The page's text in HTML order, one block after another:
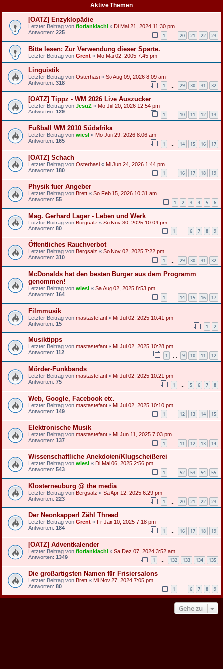
Aktive Themen
[OATZ] Enzyklopädie
Letzter Beitrag von florianklachl « Di Mai 21, 2024 11:30 pm
Antworten: 225 1 … 20 21 22 23
Bitte lesen: Zur Verwendung dieser Sparte.
Letzter Beitrag von Grent « Mo Mai 02, 2005 7:45 pm
Linguistik
Letzter Beitrag von Osterhasi « So Aug 09, 2026 8:09 am
Antworten: 318 1 29 30 31 32
[OATZ] Tippz - WM 2026 Live Auszucker
Letzter Beitrag von JesuZ « Mo Jul 20, 2026 12:54 pm
Antworten: 129 1 … 10 11 12 13
Fußball WM 2010 Südafrika
Letzter Beitrag von wiesl « Mo Jun 29, 2026 8:06 am
Antworten: 165 1 … 14 15 16 17
[OATZ] Schach
Letzter Beitrag von Osterhasi « Mi Jun 24, 2026 1:44 pm
Antworten: 180 1 16 17 18 19
Physik fuer Angeber
Letzter Beitrag von Brett « So Feb 15, 2026 10:31 am
Antworten: 55 1 2 3 4 5 6
Mag. Gerhard Lager - Leben und Werk
Letzter Beitrag von Bergsalz « So Nov 30, 2025 10:04 pm
Antworten: 80 1 6 7 8 9
Öffentliches Rauchverbot
Letzter Beitrag von Bergsalz « So Nov 02, 2025 7:22 pm
Antworten: 310 1 29 30 31 32
McDonalds hat den besten Burger aus dem Programm
genommen!
Letzter Beitrag von wiesl « Sa Aug 02, 2025 8:53 pm
Antworten: 164 1 … 14 15 16 17
Filmmusik
Letzter Beitrag von mastastefant « Mi Jul 02, 2025 10:41 pm
Antworten: 15 1 2
Musiktipps
Letzter Beitrag von mastastefant « Mi Jul 02, 2025 10:28 pm
Antworten: 112 1 9 10 11 12
Mörder-Funkbands
Letzter Beitrag von mastastefant « Mi Jul 02, 2025 10:21 pm
Antworten: 75 1 … 5 6 7 8
Web, Google, Facebook etc.
Letzter Beitrag von mastastefant « Mi Jul 02, 2025 10:10 pm
Antworten: 149 1 12 13 14 15
Elektronische Musik
Letzter Beitrag von mastastefant « Mi Jun 11, 2025 7:03 pm
Antworten: 137 1 … 11 12 13 14
Wissenschaftliche Anekdoten/Klugscheißerei
Letzter Beitrag von wiesl « Di Mai 06, 2025 2:56 pm
Antworten: 543 1 … 52 53 54 55
Klosterneuburg @ the media
Letzter Beitrag von Bergsalz « Sa Apr 12, 2025 6:29 pm
Antworten: 223 1 20 21 22 23
Der Neonkapperl Zähl Thread
Letzter Beitrag von Grent « Fr Jan 10, 2025 7:18 pm
Antworten: 184 1 … 16 17 18 19
[OATZ] Adventkalender
Letzter Beitrag von florianklachl « Sa Dez 07, 2024 3:52 am
Antworten: 1349 1 132 133 134 135
Die großartigsten Namen für Frisiersalons
Letzter Beitrag von Brett « Mi Nov 27, 2024 7:05 pm
Antworten: 80 1 6 7 8 9
Gehe zu